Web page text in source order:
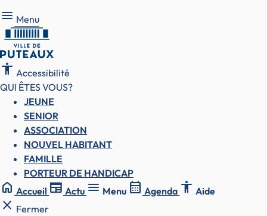
Menu Menu
accessibility Accessibilité
QUI ÊTES VOUS?
JEUNE
SENIOR
ASSOCIATION
NOUVEL HABITANT
FAMILLE
PORTEUR DE HANDICAP
home Accueil newspaper Actu menu Menu calendar_month Agenda accessibility Aide
close Fermer